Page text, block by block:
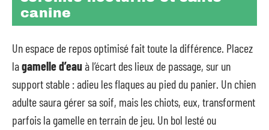
canine
Un espace de repos optimisé fait toute la différence. Placez
lagamelle d’eauà l’écart des lieux de passage, sur un
support stable : adieu les flaques au pied du panier. Un chien
adulte saura gérer sa soif, mais les chiots, eux, transforment
parfois la gamelle en terrain de jeu. Un bol lesté ou